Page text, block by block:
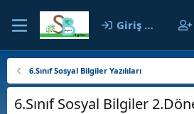
Giriş yap
6.Sınıf Sosyal Bilgiler Yazılıları
6.Sınıf Sosyal Bilgiler